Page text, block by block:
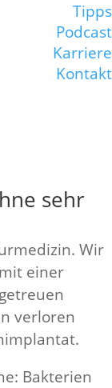
Tipps
Podcast
Karriere
Kontakt
sehr
Wir
einer
verloren
Bakterien